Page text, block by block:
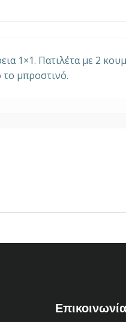
1×1. Πατιλέτα με 2
μπροστινό.
Επικοινωνία